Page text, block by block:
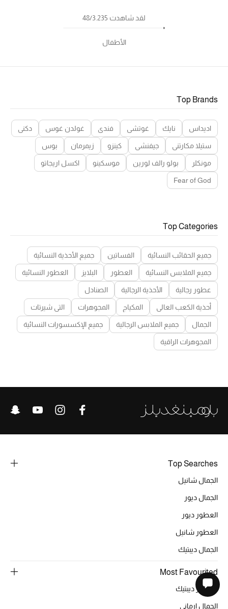
لقد شاهدت 48/3.235
الأطفال
Top Brands
اديداس نايك غوتشي فندي غولدن غوس دكني
ستيلا مكارتني جيفنشي كينزو زيمرمان بوس
مونكلر بولو رالف لورين موسكينو اكسل اريجاتو
Fear of God
Top Categories
جميع الحقائب النسائية الفساتين جميع الأحذية النسائية
جميع الملابس النسائية العطور البلايز العطور النسائية
عطور رجالية الأحذية الرجالية الصنادل
أحذية الكعب العالي المكياج المجوهرات التي شيرتات
الجمال جميع الملابس الرجالية جميع الإكسسورات النسائية
المجوهرات الراقية
Top Searches
الجمال شانيل
الجمال ديور
العطور ديور
العطور شانيل
الجمال ديبتيك
Most Favourited
العطور ديبتيك
الجمال ارماني